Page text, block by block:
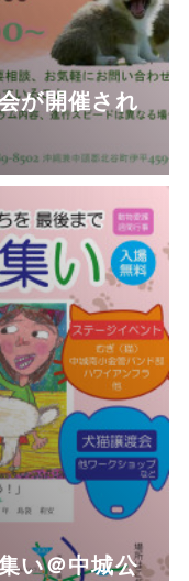
が開催され
い＠中城公